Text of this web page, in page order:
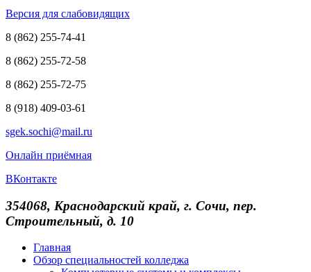
Версия для слабовидящих
8 (862) 255-74-41
8 (862) 255-72-58
8 (862) 255-72-75
8 (918) 409-03-61
sgek.sochi@mail.ru
Онлайн приёмная
ВКонтакте
354068, Краснодарский край, г. Сочи, пер.
Строительный, д. 10
Главная
Обзор специальностей колледжа